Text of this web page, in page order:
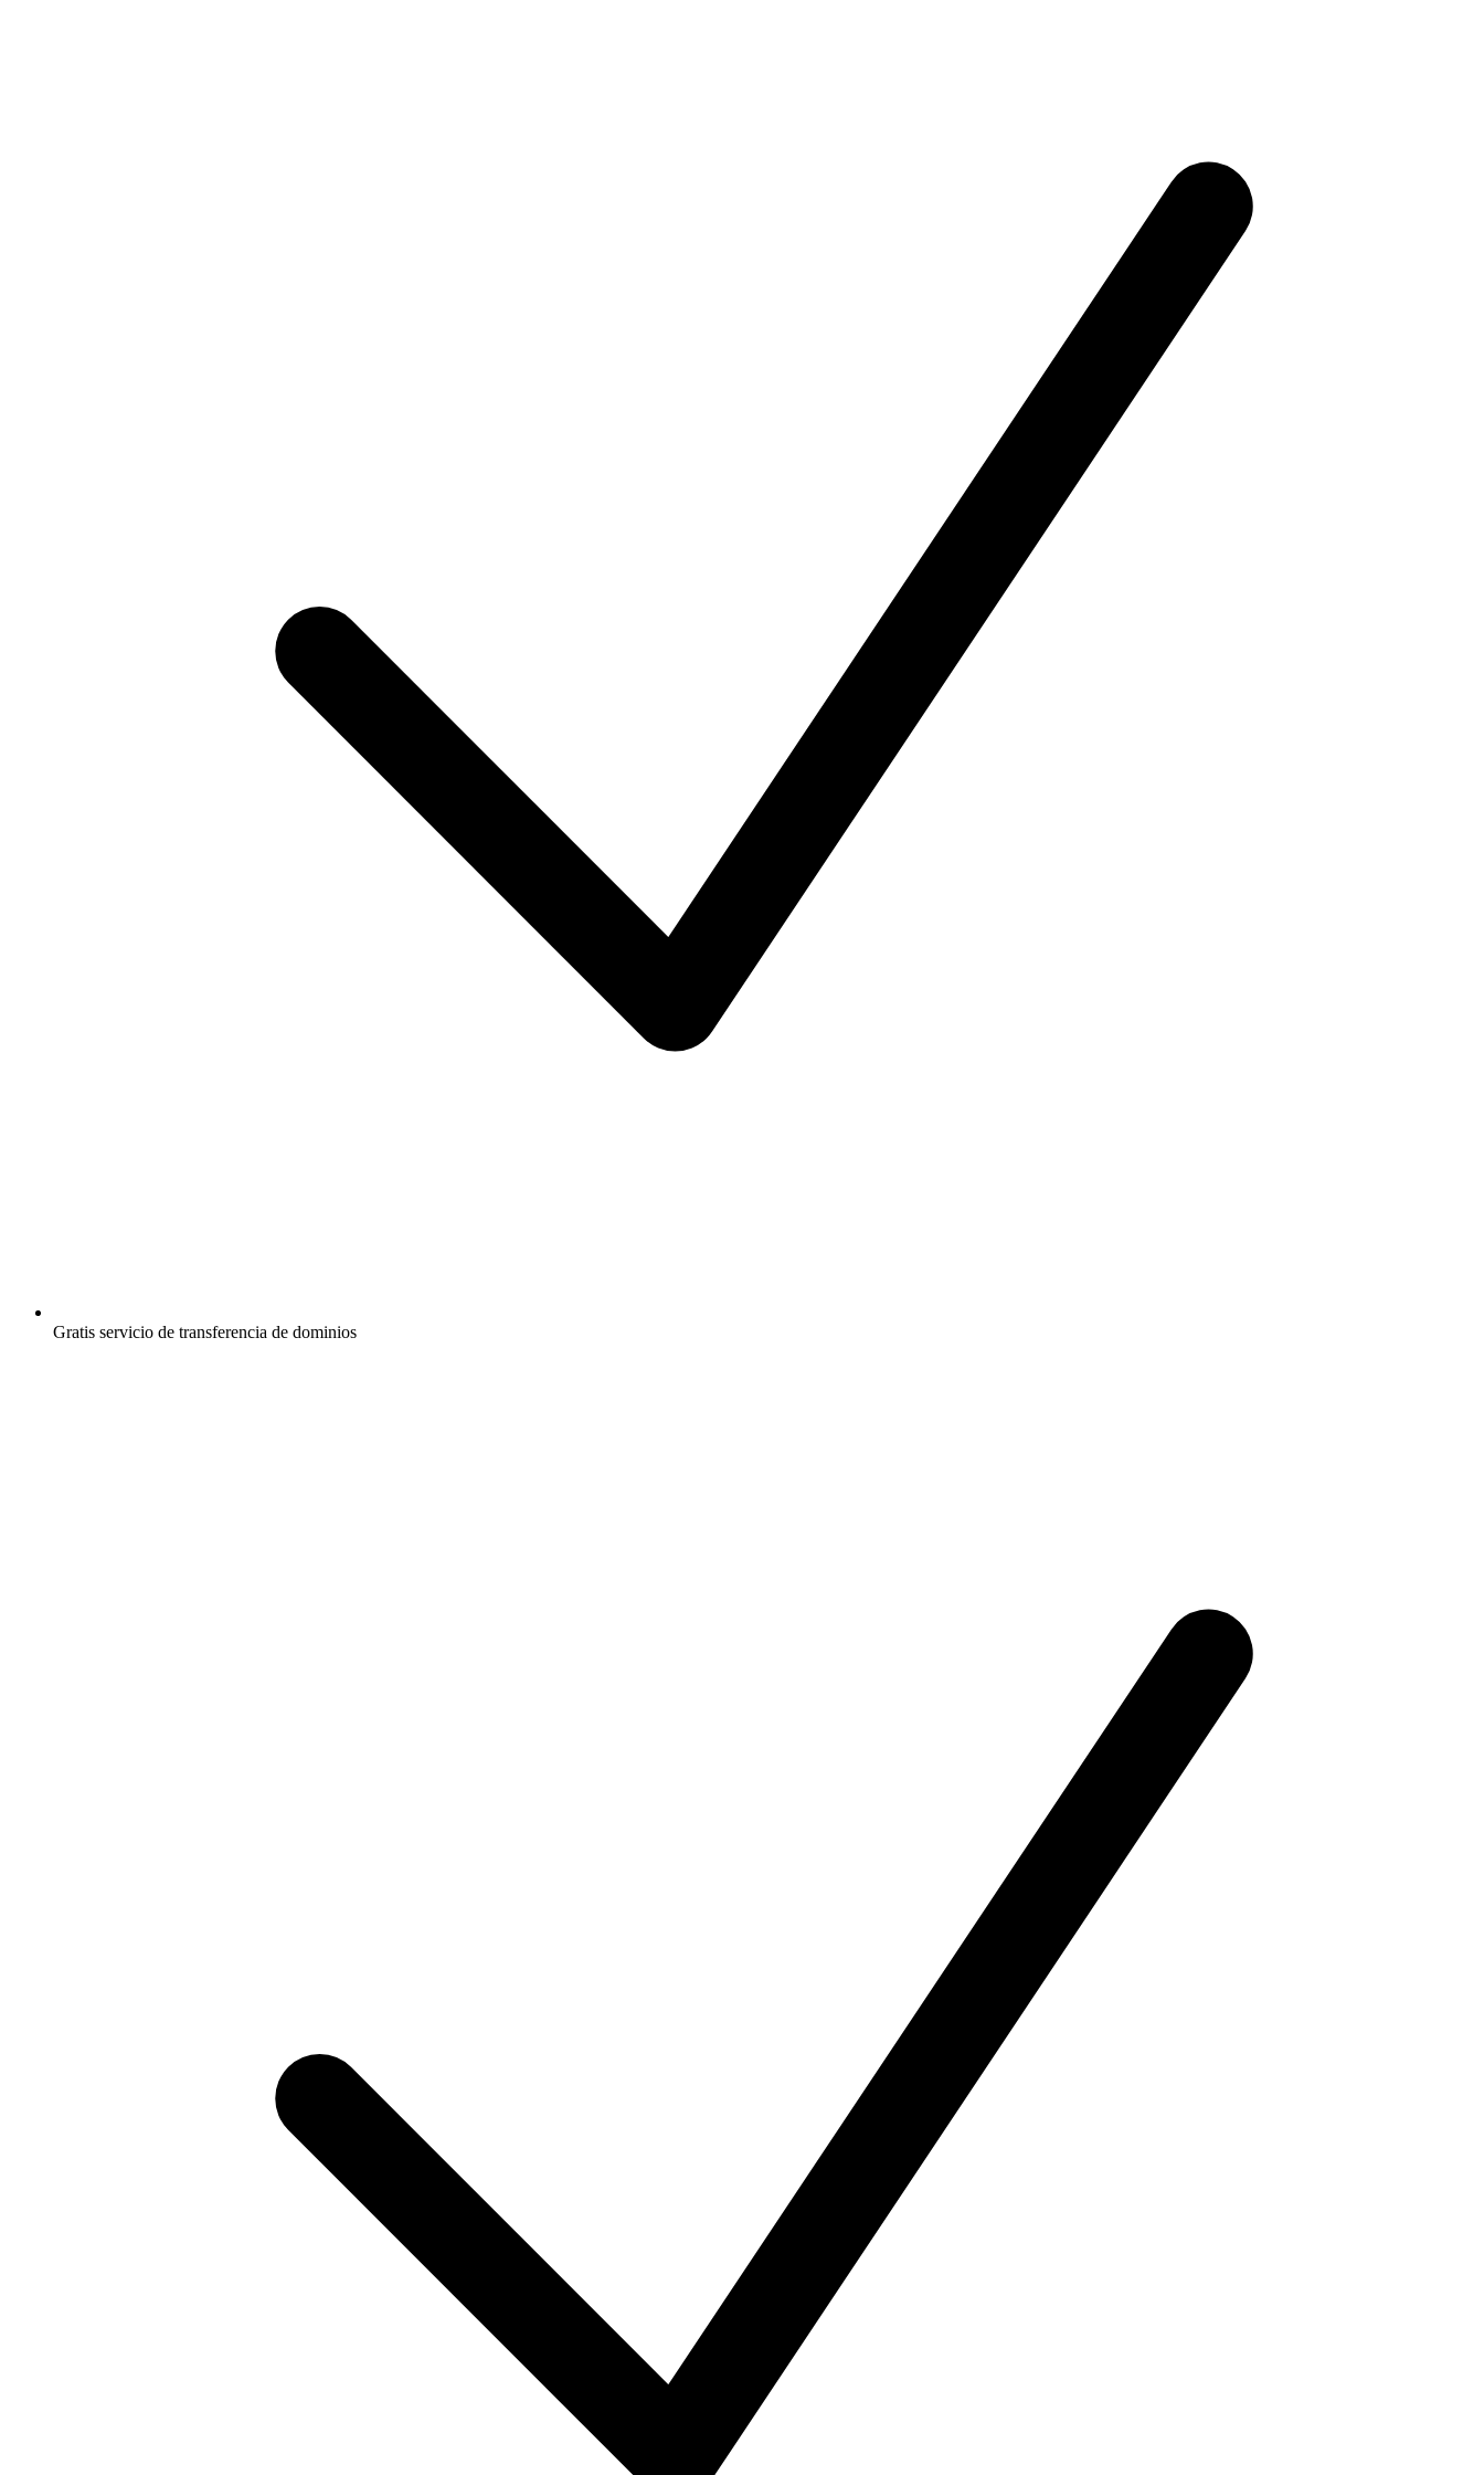
Gratis servicio de transferencia de dominios